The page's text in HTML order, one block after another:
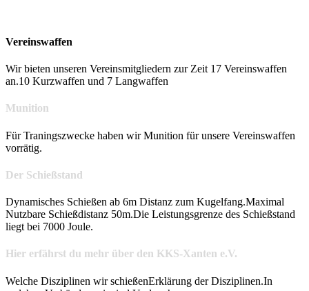
Vereinswaffen
Wir bieten unseren Vereinsmitgliedern zur Zeit 17 Vereinswaffen
an.10 Kurzwaffen und 7 Langwaffen
Munition
Für Traningszwecke haben wir Munition für unsere Vereinswaffen
vorrätig.
Der Schießstand
Dynamisches Schießen ab 6m Distanz zum Kugelfang.Maximal
Nutzbare Schießdistanz 50m.Die Leistungsgrenze des Schießstand
liegt bei 7000 Joule.
Hier erfährst du mehr über den KKS-Xanten e.V.
Welche Disziplinen wir schießenErklärung der Disziplinen.In